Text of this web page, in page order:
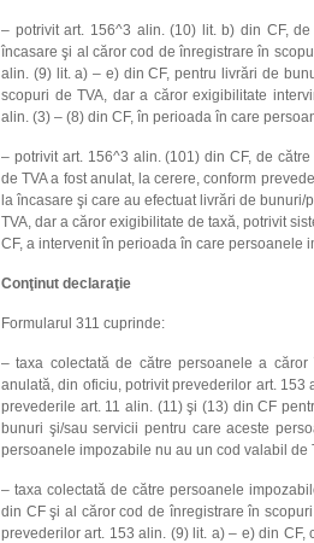
– potrivit art. 156^3 alin. (10) lit. b) din CF,
încasare şi al căror cod de înregistrare în
alin. (9) lit. a) – e) din CF, pentru livrări de
scopuri de TVA, dar a căror exigibilitate
alin. (3) – (8) din CF, în perioada în care
– potrivit art. 156^3 alin. (101) din CF, de
de TVA a fost anulat, la cerere, conform
la încasare şi care au efectuat livrări de
TVA, dar a căror exigibilitate de taxă, potrivit
CF, a intervenit în perioada în care persoanele
Conţinut declaraţie
Formularul 311 cuprinde:
– taxa colectată de către persoanele a
anulată, din oficiu, potrivit prevederilor art. 153
prevederile art. 11 alin. (11) şi (13) din CF
bunuri şi/sau servicii pentru care aceste
persoanele impozabile nu au un cod valabil de
– taxa colectată de către persoanele
din CF şi al căror cod de înregistrare în
prevederilor art. 153 alin. (9) lit. a) – e) din